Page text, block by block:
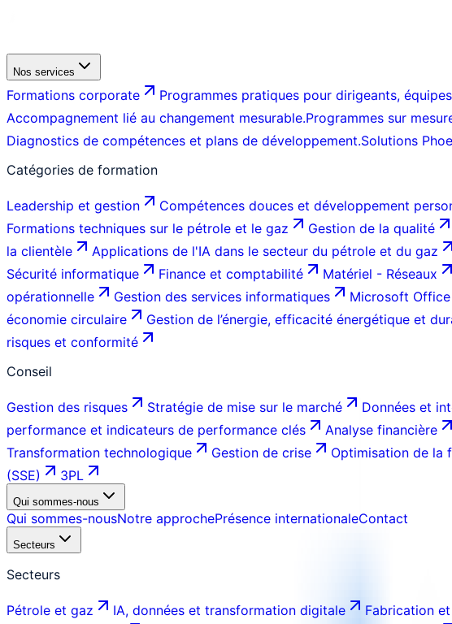
Nos services
Formations corporate Programmes pratiques pour dirigeants,
Accompagnement lié au changement mesurable.Programmes sur
Diagnostics de compétences et plans de développement.Solutions
Catégories de formation
Leadership et gestion Compétences douces et développement
Formations techniques sur le pétrole et le gaz
Gestion de la qualité
la clientèle
Applications de l'IA dans le secteur du pétrole et du gaz
Sécurité informatique
Finance et comptabilité Matériel - Réseaux
opérationnelle
Gestion des services informatiques Microsoft Office
économie circulaire
Gestion de l’énergie, efficacité énergétique et
risques et conformité
Conseil
Gestion des risques Stratégie de mise sur le marché Données et
performance et indicateurs de performance clés
Analyse financière
Transformation technologique
Gestion de crise Optimisation de la
(SSE)
3PL
Qui sommes-nous
Qui sommes-nousNotre approchePrésence internationaleContact
Secteurs
Secteurs
Pétrole et gaz IA, données et transformation digitale Fabrication